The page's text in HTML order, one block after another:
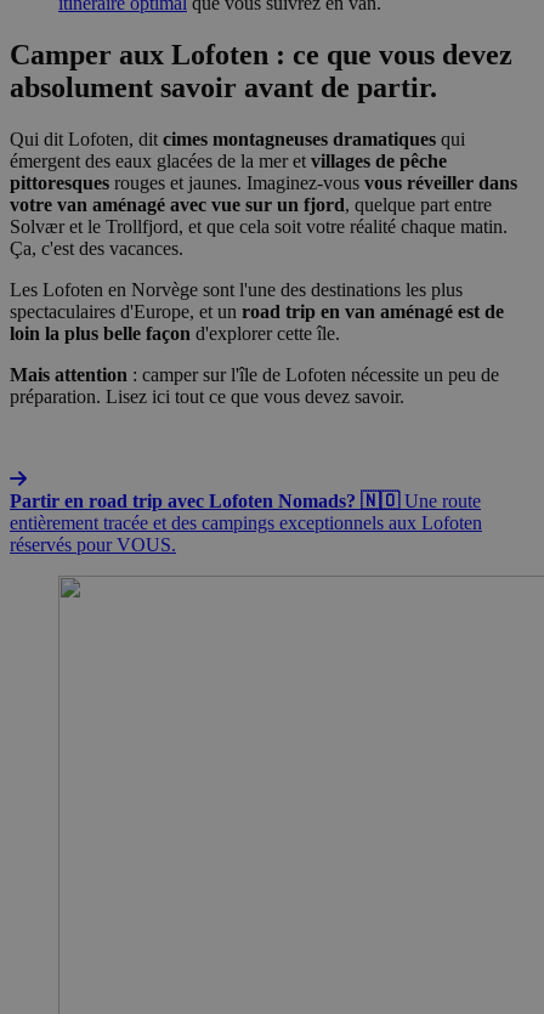
Camper aux Lofoten : ce que vous devez
absolument savoir avant de partir.
Qui dit Lofoten, dit cimes montagneuses dramatiques qui
émergent des eaux glacées de la mer et villages de pêche
pittoresques rouges et jaunes. Imaginez-vous vous réveiller dans
votre van aménagé avec vue sur un fjord, quelque part entre
Solvær et le Trollfjord, et que cela soit votre réalité chaque matin.
Ça, c'est des vacances.
Les Lofoten en Norvège sont l'une des destinations les plus
spectaculaires d'Europe, et un road trip en van aménagé est de
loin la plus belle façon d'explorer cette île.
Mais attention : camper sur l'île de Lofoten nécessite un peu de
préparation. Lisez ici tout ce que vous devez savoir.
Partir en road trip avec Lofoten Nomads? 🇳🇴Une route
entièrement tracée et des campings exceptionnels aux Lofoten
réservés pour VOUS.